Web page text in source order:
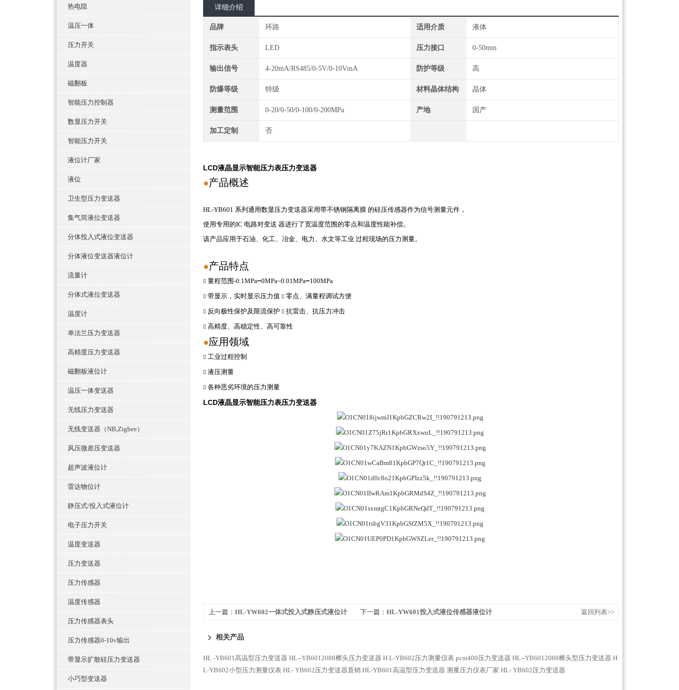
热电阻
温压一体
压力开关
温度器
磁翻板
智能压力控制器
数显压力开关
智能压力开关
液位计厂家
液位
卫生型压力变送器
集气筒液位变送器
分体投入式液位变送器
分体液位变送器液位计
流量计
分体式液位变送器
温度计
单法兰压力变送器
高精度压力变送器
磁翻板液位计
温压一体变送器
无线压力变送器
无线变送器（NB,Zigbee）
风压微差压变送器
超声波液位计
雷达物位计
静压式/投入式液位计
电子压力开关
温度变送器
压力变送器
压力传感器
温度传感器
压力传感器表头
压力传感器0-10v输出
带显示扩散硅压力变送器
小巧型变送器
详细介绍
品牌 环路 适用介质 液体
指示表头 LED 压力接口 0-50mm
输出信号 4-20mA/RS485/0-5V/0-10VmA 防护等级 高
防爆等级 特级 材料晶体结构 晶体
测量范围 0-20/0-50/0-100/0-200MPa 产地 国产
加工定制 否
LCD液晶显示智能压力表压力变送器
●产品概述
HL-YB601 系列通用数显压力变送器采用带不锈钢隔离膜 的硅压传感器作为信号测量元件，
使用专用的IC 电路对变送 器进行了宽温度范围的零点和温度性能补偿。
该产品应用于石油、化工、冶金、电力、水文等工业 过程现场的压力测量。
●产品特点
 量程范围-0.1MPa┅0MPa~0.01MPa┅100MPa
 带显示，实时显示压力值  零点、满量程调试方便
 反向极性保护及限流保护  抗雷击、抗压力冲击
 高精度、高稳定性、高可靠性
●应用领域
 工业过程控制
 液压测量
 各种恶劣环境的压力测量
LCD液晶显示智能压力表压力变送器
上一篇： HL-YW602一体式投入式静压式液位计 下一篇： HL-YW601投入式液位传感器液位计 返回列表>>
相关产品
HL -YB601高温型压力变送器 HL--YB6012088榔头压力变送器 H L-YB602压力测量仪表 pcm400压力变送器 HL--YB6012088榔头型压力变送器 H
L-YB602小型压力测量仪表 HL- YB602压力变送器直销 HL-YB601高温型压力变送器 测量压力仪表厂家 HL- YB602压力变送器